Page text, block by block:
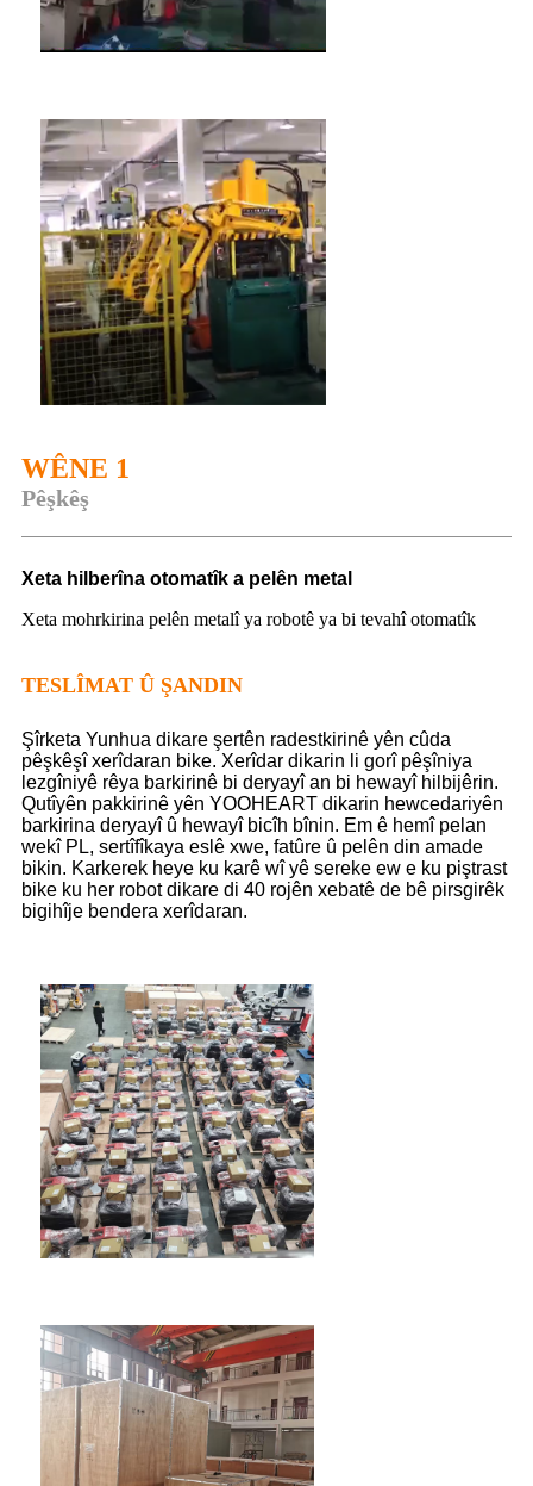
WÊNE 1
Pêşkêş
Xeta hilberîna otomatîk a pelên metal
Xeta mohrkirina pelên metalî ya robotê ya bi tevahî otomatîk
TESLÎMAT Û ŞANDIN
Şîrketa Yunhua dikare şertên radestkirinê yên cûda
pêşkêşî xerîdaran bike. Xerîdar dikarin li gorî pêşîniya
lezgîniyê rêya barkirinê bi deryayî an bi hewayî hilbijêrin.
Qutîyên pakkirinê yên YOOHEART dikarin hewcedariyên
barkirina deryayî û hewayî bicîh bînin. Em ê hemî pelan
wekî PL, sertîfîkaya eslê xwe, fatûre û pelên din amade
bikin. Karkerek heye ku karê wî yê sereke ew e ku piştrast
bike ku her robot dikare di 40 rojên xebatê de bê pirsgirêk
bigihîje bendera xerîdaran.